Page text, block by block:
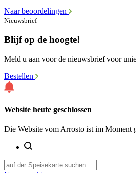
Naar beoordelingen
Nieuwsbrief
Blijf op de hoogte!
Meld u aan voor de nieuwsbrief voor
Bestellen
Website heute geschlossen
Die Website vom Arrosto ist im Moment